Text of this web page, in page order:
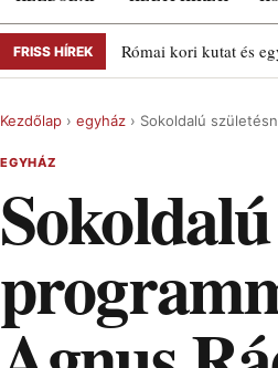
FRISS HÍREK Római kori kutat és
Kezdőlap › egyház › Sokoldalú
EGYHÁZ